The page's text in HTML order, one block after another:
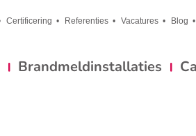
Certificering Referenties Vacatures Blog
Brandmeldinstallaties